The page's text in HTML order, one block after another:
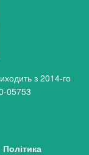
з 2014-го
05753
Політика